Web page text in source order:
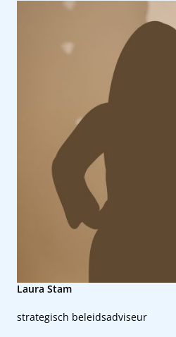
strategisch beleidsadviseur
Laura Stam